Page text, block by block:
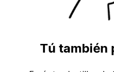
Tú también